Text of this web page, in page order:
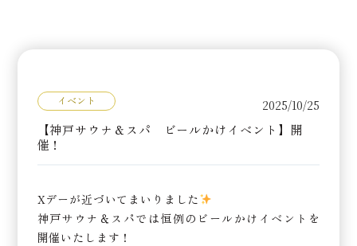
イベント 2025/10/25
【神戸サウナ＆スパ ビールかけイベント】開
催！
Xデーが近づいてまいりました
神戸サウナ＆スパでは恒例のビールかけイベントを
開催いたします！